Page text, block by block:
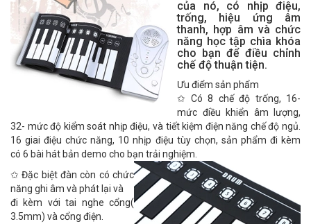
của nó, có nhịp điệu,
trống, hiệu ứng âm
thanh, hợp âm và chức
năng học tập chìa khóa
cho bạn để điều chỉnh
chế độ thuận tiện.
Ưu điểm sản phẩm
✩ Có 8 chế độ trống, 16-
mức điều khiển âm lượng,
32- mức độ kiểm soát nhịp điệu, và tiết kiệm điện năng chế độ ngủ.
16 giai điệu chức năng, 10 nhịp điệu tùy chọn, sản phẩm đi kèm
có 6 bài hát bản demo cho bạn trải nghiệm.
✩ Đặc biệt đàn còn có chức
năng ghi âm và phát lại và
đi kèm với tai nghe cổng(
3.5mm) và cổng điện.